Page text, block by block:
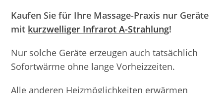
Kaufen Sie für Ihre Massage-Praxis nur Geräte
mit kurzwelliger Infrarot A-Strahlung!
Nur solche Geräte erzeugen auch tatsächlich
Sofortwärme ohne lange Vorheizzeiten.
Alle anderen Heizmöglichkeiten erwärmen